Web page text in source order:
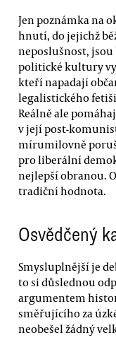
Jen poznámka na
hnutí, do jejichž
neposlušnost,
politické kultury
kteří napadají
legalistického
Reálně ale
v její post-
mírumilovně
pro liberální
nejlepší obranou.
tradiční hodnota.
Osvědčený
Smysluplnější je
to si důslednou
argumentem
směřujícího za
neobešel žádný